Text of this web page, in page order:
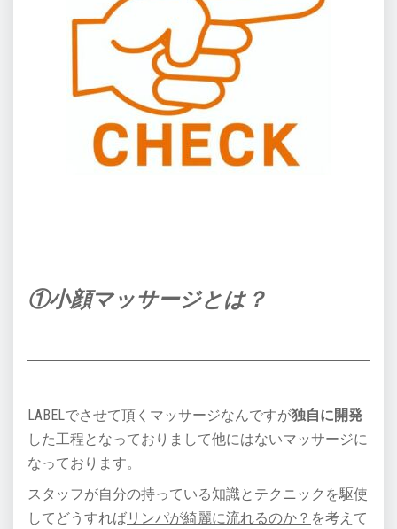
①小顔マッサージとは？
LABELでさせて頂くマッサージなんですが独自に開発
した工程となっておりまして他にはないマッサージに
なっております。
スタッフが自分の持っている知識とテクニックを駆使
してどうすればリンパが綺麗に流れるのか？ を考えて